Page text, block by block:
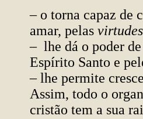
– o torna capaz de
amar, pelas
– lhe dá o poder
Espírito Santo e
– lhe permite
Assim, todo o
cristão tem a sua